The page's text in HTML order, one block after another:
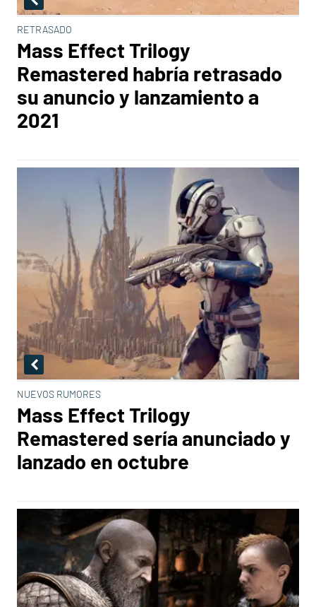
RETRASADO
Mass Effect Trilogy
Remastered habría retrasado
su anuncio y lanzamiento a
2021
NUEVOS RUMORES
Mass Effect Trilogy
Remastered sería anunciado y
lanzado en octubre